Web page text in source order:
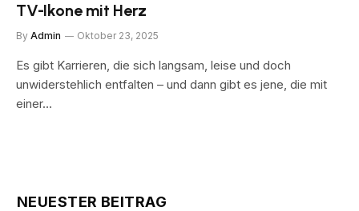
TV-Ikone mit Herz
By Admin Oktober 23, 2025
Es gibt Karrieren, die sich langsam, leise und doch
unwiderstehlich entfalten – und dann gibt es jene, die mit
einer…
NEUESTER BEITRAG